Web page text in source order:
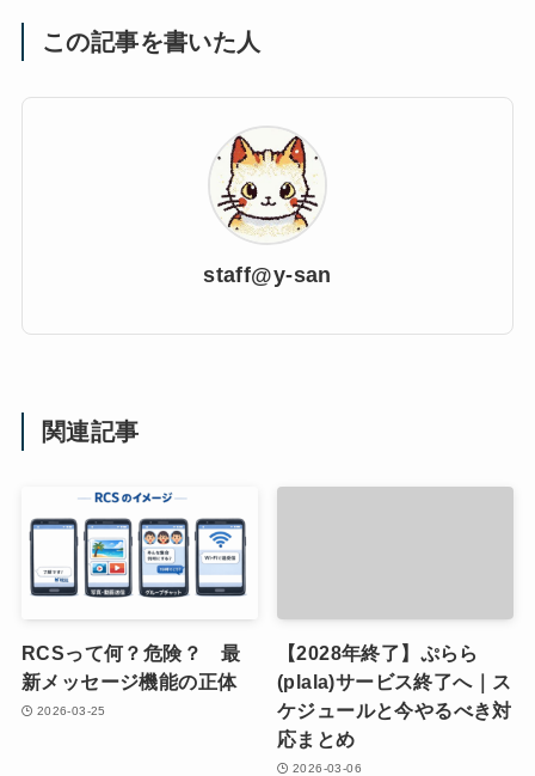
この記事を書いた人
staff@y-san
関連記事
RCSって何？危険？ 最
新メッセージ機能の正体
2026-03-25
【2028年終了】ぷらら
(plala)サービス終了へ｜ス
ケジュールと今やるべき対
応まとめ
2026-03-06